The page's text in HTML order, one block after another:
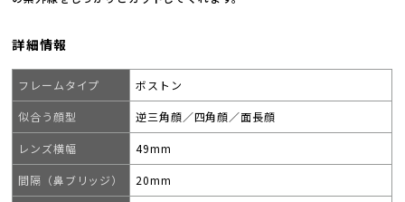
詳細情報
フレームタイプ ボストン
似合う顔型 逆三角顔／四角顔／面長顔
レンズ横幅 49mm
間隔（鼻ブリッジ） 20mm